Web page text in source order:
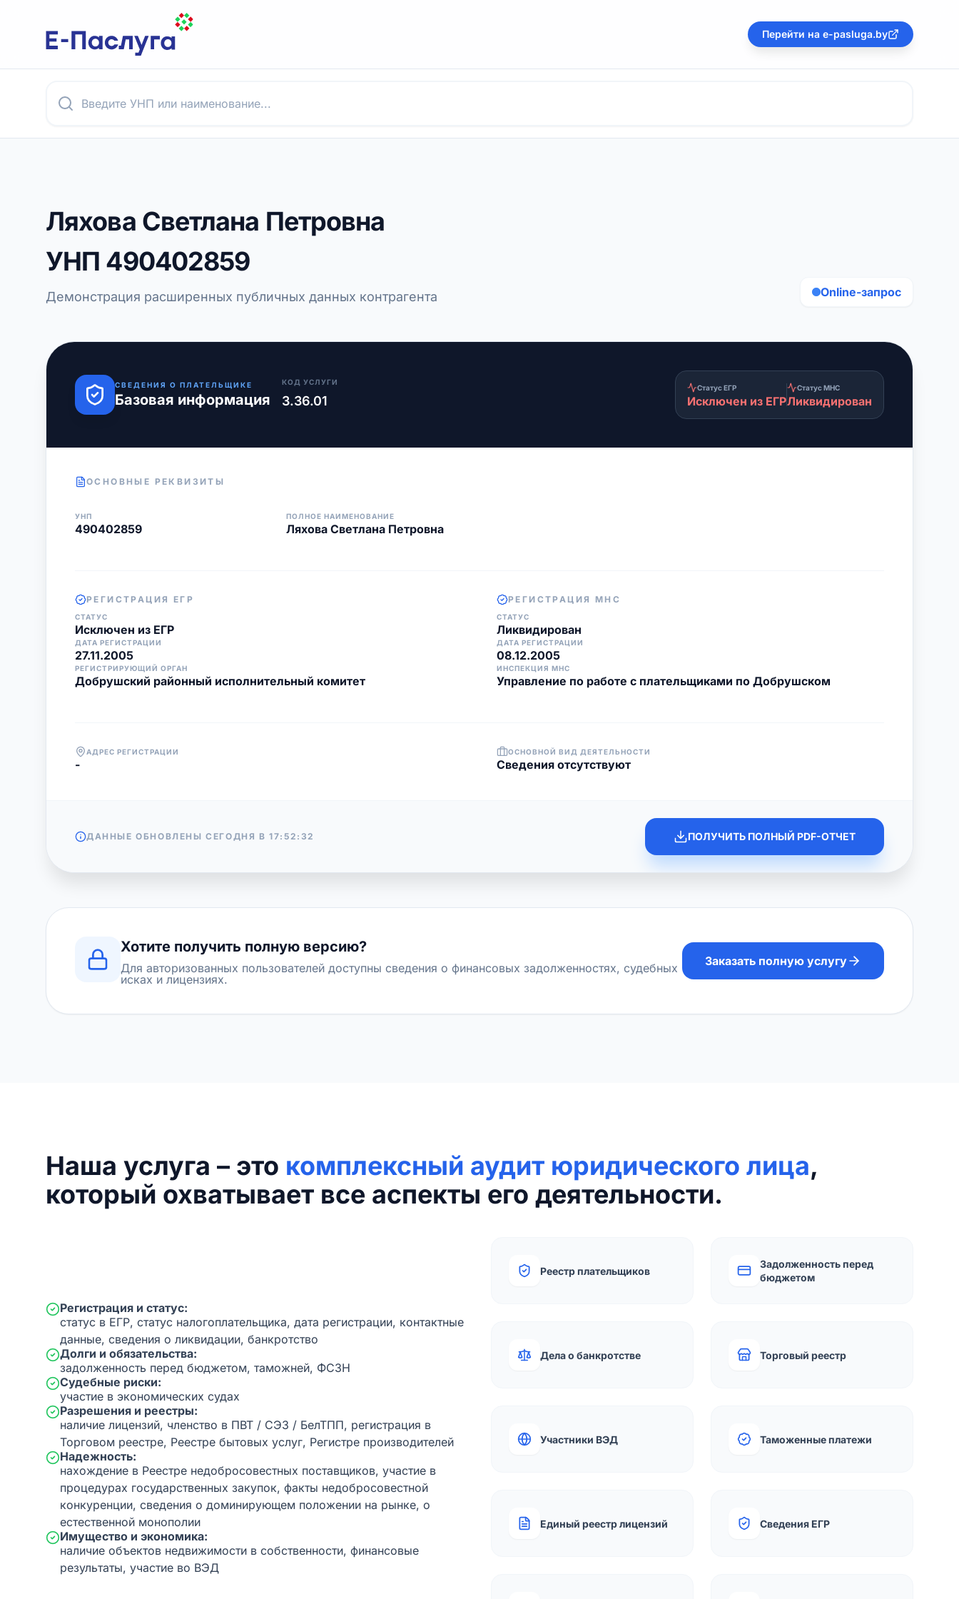
Перейти на e-pasluga.by
Ляхова Светлана Петровна
УНП 490402859
Демонстрация расширенных публичных данных контрагента Online-запрос
СВЕДЕНИЯ О ПЛАТЕЛЬЩИКЕ
Базовая информация
КОД УСЛУГИ
3.36.01
Статус ЕГР
Исключен из ЕГР
Статус МНС
Ликвидирован
ОСНОВНЫЕ РЕКВИЗИТЫ
УНП
490402859
ПОЛНОЕ НАИМЕНОВАНИЕ
Ляхова Светлана Петровна
РЕГИСТРАЦИЯ ЕГР
СТАТУС
Исключен из ЕГР
ДАТА РЕГИСТРАЦИИ
27.11.2005
РЕГИСТРИРУЮЩИЙ ОРГАН
Добрушский районный исполнительный комитет
РЕГИСТРАЦИЯ МНС
СТАТУС
Ликвидирован
ДАТА РЕГИСТРАЦИИ
08.12.2005
ИНСПЕКЦИЯ МНС
Управление по работе с плательщиками по Добрушском
АДРЕС РЕГИСТРАЦИИ
-
ОСНОВНОЙ ВИД ДЕЯТЕЛЬНОСТИ
Cведения отсутствуют
ДАННЫЕ ОБНОВЛЕНЫ СЕГОДНЯ В17:52:32 ПОЛУЧИТЬ ПОЛНЫЙ PDF-ОТЧЕТ
Хотите получить полную версию?
Для авторизованных пользователей доступны сведения о финансовых задолженностях, судебных
исках и лицензиях.
Заказать полную услугу
Наша услуга – это комплексный аудит юридического лица,
который охватывает все аспекты его деятельности.
Регистрация и статус:
статус в ЕГР, статус налогоплательщика, дата регистрации, контактные
данные, сведения о ликвидации, банкротство
Долги и обязательства:
задолженность перед бюджетом, таможней, ФСЗН
Судебные риски:
участие в экономических судах
Разрешения и реестры:
наличие лицензий, членство в ПВТ / СЭЗ / БелТПП, регистрация в
Торговом реестре, Реестре бытовых услуг, Регистре производителей
Надежность:
нахождение в Реестре недобросовестных поставщиков, участие в
процедурах государственных закупок, факты недобросовестной
конкуренции, сведения о доминирующем положении на рынке, о
естественной монополии
Имущество и экономика:
наличие объектов недвижимости в собственности, финансовые
результаты, участие во ВЭД
Реестр плательщиков
Задолженность перед
бюджетом
Дела о банкротстве Торговый реестр
Участники ВЭД Таможенные платежи
Единый реестр лицензий Сведения ЕГР